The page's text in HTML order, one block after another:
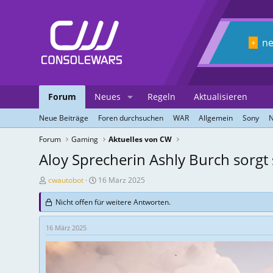
+
Forum Neues Regeln Aktualisieren
Neue Beiträge Foren durchsuchen WAR Allgemein Sony
Forum Gaming Aktuelles von CW
Aloy Sprecherin Ashly Burch
T
h
r
e
a
d
-
cwautobot
E
r
s
t
l
16 März 2025
Nicht offen für weitere Antworten.
16 März 2025